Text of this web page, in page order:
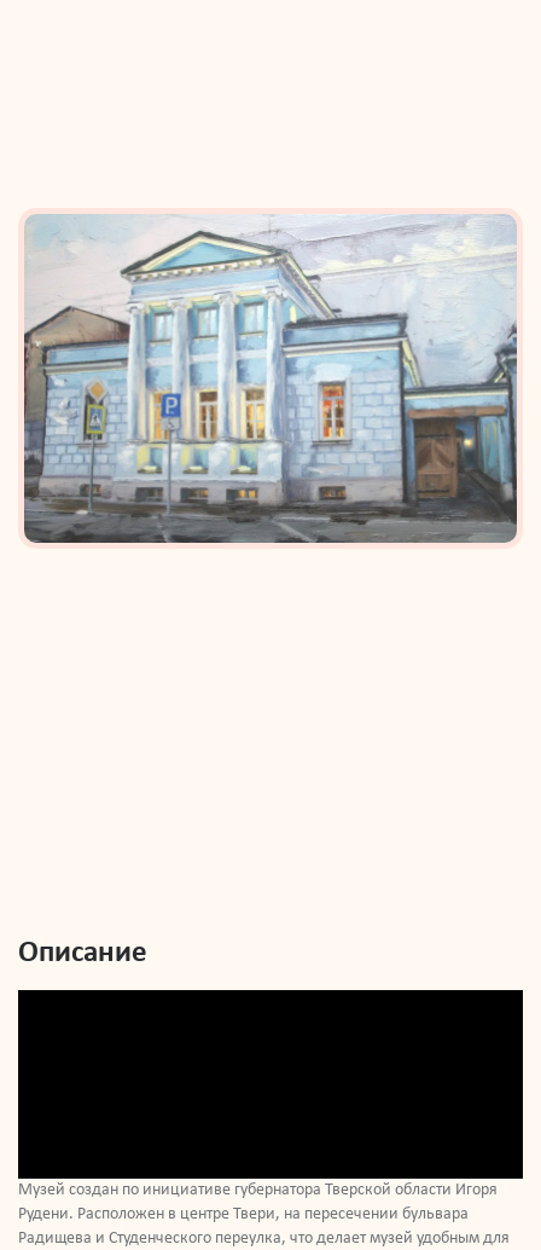
Описание
Музей создан по инициативе губернатора Тверской области Игоря
Рудени. Расположен в центре Твери, на пересечении бульвара
Радищева и Студенческого переулка, что делает музей удобным для